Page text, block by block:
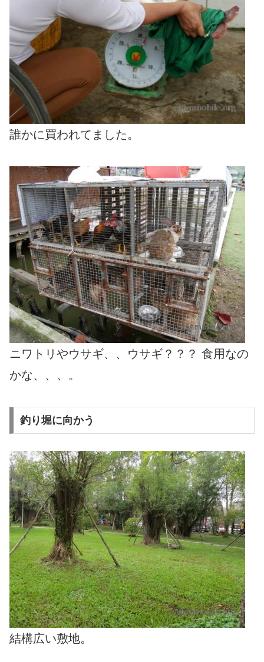
誰かに買われてました。
ニワトリやウサギ、、ウサギ？？？ 食用なの
かな、、、。
釣り堀に向かう
結構広い敷地。